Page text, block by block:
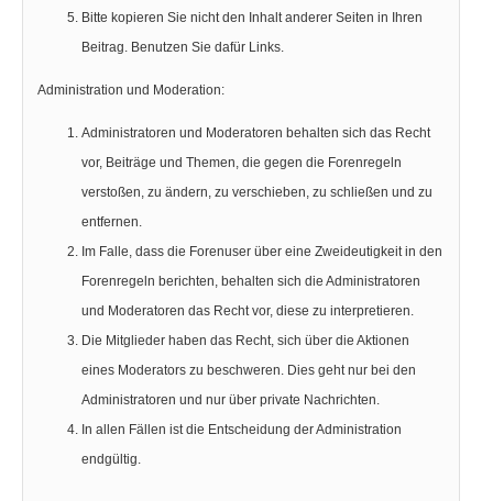
Bitte kopieren Sie nicht den Inhalt anderer Seiten in Ihren
Beitrag. Benutzen Sie dafür Links.
Administration und Moderation:
Administratoren und Moderatoren behalten sich das Recht
vor, Beiträge und Themen, die gegen die Forenregeln
verstoßen, zu ändern, zu verschieben, zu schließen und zu
entfernen.
Im Falle, dass die Forenuser über eine Zweideutigkeit in den
Forenregeln berichten, behalten sich die Administratoren
und Moderatoren das Recht vor, diese zu interpretieren.
Die Mitglieder haben das Recht, sich über die Aktionen
eines Moderators zu beschweren. Dies geht nur bei den
Administratoren und nur über private Nachrichten.
In allen Fällen ist die Entscheidung der Administration
endgültig.